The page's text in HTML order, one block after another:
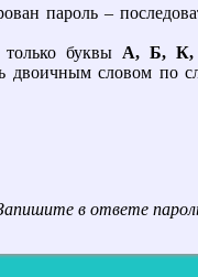
пароль –
только буквы А, Б,
двоичным словом по
в ответе